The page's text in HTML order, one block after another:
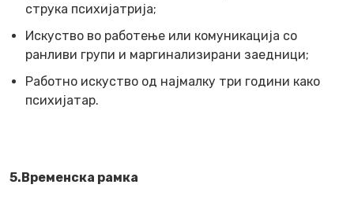
струка психијатрија;
Искуство во работење или комуникација со
ранливи групи и маргинализирани заедници;
Работно искуство од најмалку три години како
психијатар.
5.Временска рамка